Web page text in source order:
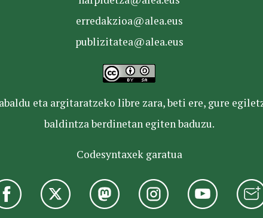
erredakzioa@alea.eus
publizitatea@alea.eus
eta argitaratzeko libre zara, beti ere, gure
baldintza berdinetan egiten baduzu.
Codesyntaxek garatua